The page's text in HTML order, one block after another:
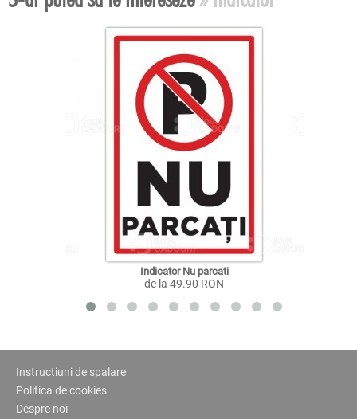
Indicator Nu parcati
de la 49.90 RON
Instructiuni de spalare
Politica de cookies
Despre noi